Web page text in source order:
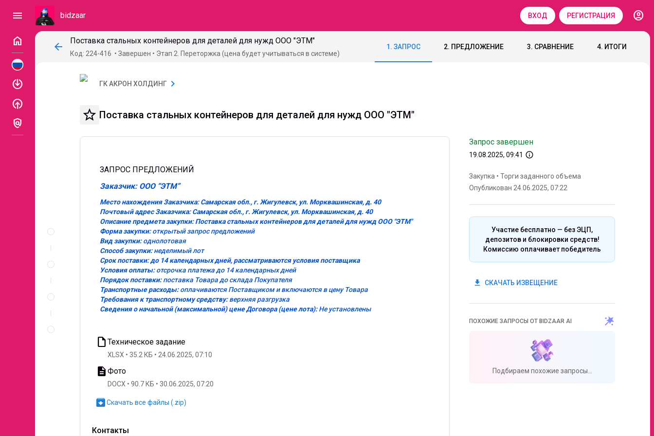
menu bidzaar ВХОД РЕГИСТРАЦИЯ
account_circle
home
enable
enable
policy
arrow_back
Поставка стальных контейнеров для деталей для нужд ООО "ЭТМ"
Код: 224-416 Завершен Этап 2. Переторжка (цена будет учитываться в системе)
1. ЗАПРОС 2. ПРЕДЛОЖЕНИЕ 3. СРАВНЕНИЕ 4. ИТОГИ
Спецификация
ГК АКРОН ХОЛДИНГ chevron_right
star_border Поставка стальных контейнеров для деталей для нужд ООО "ЭТМ"
ЗАПРОС ПРЕДЛОЖЕНИЙ
Заказчик: ООО “ЭТМ”
Место нахождения Заказчика: Самарская обл., г. Жигулевск, ул. Морквашинская, д. 40
Почтовый адрес Заказчика: Самарская обл., г. Жигулевск, ул. Морквашинская, д. 40
Описание предмета закупки: Поставка стальных контейнеров для деталей для нужд ООО "ЭТМ"
Форма закупки:открытый запрос предложений
Вид закупки:однолотовая
Способ закупки:неделимый лот
Срок поставки: до 14 календарных дней, рассматриваются условия поставщика
Условия оплаты:отсрочка платежа до 14 календарных дней
Порядок поставки:поставка Товара до склада Покупателя
Транспортные расходы:оплачиваются Поставщиком и включаются в цену Товара
Требования к транспортному средству:верхняя разгрузка
Сведения о начальной (максимальной) цене Договора (цене лота):Не установлены
insert_drive_file Техническое задание
XLSX 35.2 КБ 24.06.2025, 07:10
description Фото
DOCX 90.7 КБ 30.06.2025, 07:20
archiveСкачать все файлы (.zip)
Контакты
Запрос завершен
19.08.2025, 09:41 info_outline
Закупка • Торги заданного объема
Опубликован 24.06.2025, 07:22
Участие бесплатно — без ЭЦП,
депозитов и блокировки средств!
Комиссию оплачивает победитель
get_app СКАЧАТЬ ИЗВЕЩЕНИЕ
ПОХОЖИЕ ЗАПРОСЫ ОТ BIDZAAR AI
Подбираем похожие запросы...